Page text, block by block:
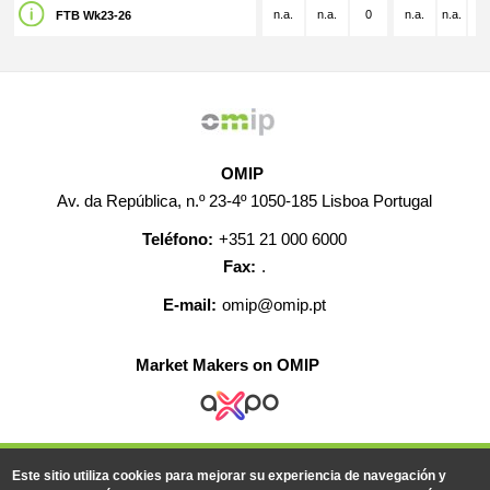
FTB Wk23-26 n.a. n.a. 0 n.a. n.a.
OMIP
Av. da República, n.º 23-4º 1050-185 Lisboa Portugal
Teléfono: +351 21 000 6000
Fax: .
E-mail: omip@omip.pt
Market Makers on OMIP
AYUDA CONTACTO EMPLEO
MAPA WEB
Este sitio utiliza cookies para mejorar su experiencia de navegación y